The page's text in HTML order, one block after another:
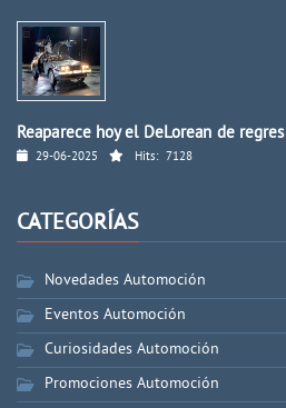
Reaparece hoy el DeLorean de regres
29-06-2025 Hits: 7128
CATEGORÍAS
Novedades Automoción
Eventos Automoción
Curiosidades Automoción
Promociones Automoción